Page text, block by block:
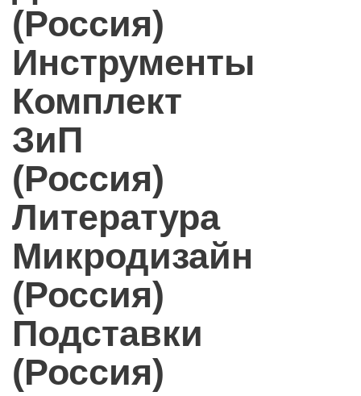
(Россия)
Инструменты
Комплект
ЗиП
(Россия)
Литература
Микродизайн
(Россия)
Подставки
(Россия)